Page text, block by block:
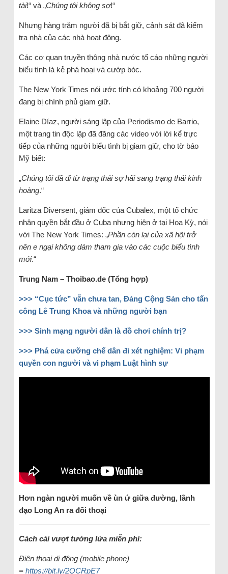
tài!“ và „Chúng tôi không sợ!“
Nhưng hàng trăm người đã bị bắt giữ, cảnh sát đã kiểm
tra nhà của các nhà hoạt động.
Các cơ quan truyền thông nhà nước tố cáo những người
biểu tình là kẻ phá hoại và cướp bóc.
The New York Times nói ước tính có khoảng 700 người
đang bị chính phủ giam giữ.
Elaine Díaz, người sáng lập của Periodismo de Barrio,
một trang tin độc lập đã đăng các video với lời kể trực
tiếp của những người biểu tình bị giam giữ, cho tờ báo
Mỹ biết:
„Chúng tôi đã đi từ trạng thái sợ hãi sang trạng thái kinh
hoàng.“
Laritza Diversent, giám đốc của Cubalex, một tổ chức
nhân quyền bắt đầu ở Cuba nhưng hiện ở tại Hoa Kỳ, nói
với The New York Times: „Phần còn lại của xã hội trở
nên e ngại không dám tham gia vào các cuộc biểu tình
mới.“
Trung Nam – Thoibao.de (Tổng hợp)
>>> “Cục tức” vẫn chưa tan, Đảng Cộng Sản cho tấn
công Lê Trung Khoa và những người bạn
>>> Sinh mạng người dân là đồ chơi chính trị?
>>> Phá cửa cưỡng chế dân đi xét nghiệm: Vi phạm
quyền con người và vi phạm Luật hình sự
Hơn ngàn người muốn về ùn ứ giữa đường, lãnh
đạo Long An ra đối thoại
Cách cài vượt tường lửa miễn phí:
Điện thoại di động (mobile phone)
= https://bit.ly/2QCRpE7